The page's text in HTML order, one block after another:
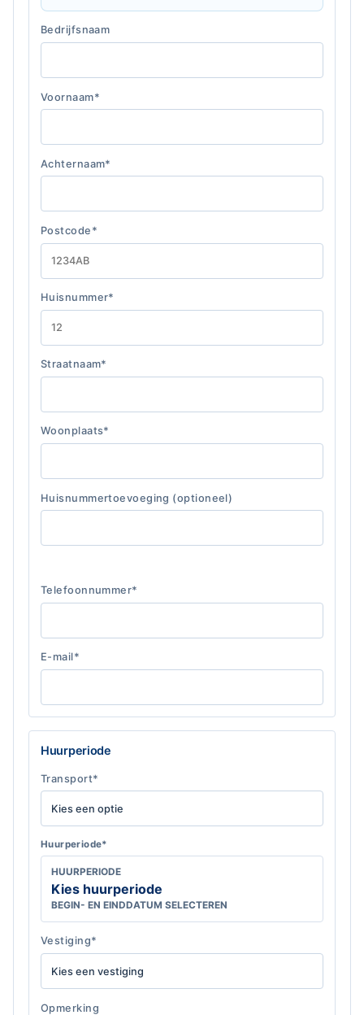
Bedrijfsnaam
Voornaam*
Achternaam*
Postcode*
Huisnummer*
Straatnaam*
Woonplaats*
Huisnummertoevoeging (optioneel)
Telefoonnummer*
E-mail*
Huurperiode
Transport*
Huurperiode*
HUURPERIODE
Kies huurperiode
BEGIN- EN EINDDATUM SELECTEREN
Vestiging*
Opmerking